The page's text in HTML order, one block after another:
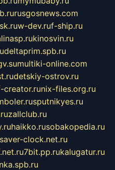
rusgosnews.com
w-dev.ruf-ship.ru
kinosvin.ru
deltaprim.spb.ru
multiki-online.com
detskiy-ostrov.ru
creator.runix-files.org.ru
sputnikyes.ru
zallclub.ru
haikko.rusobakopedia.ru
clock.net.ru
7bit.pp.rukalugatur.ru